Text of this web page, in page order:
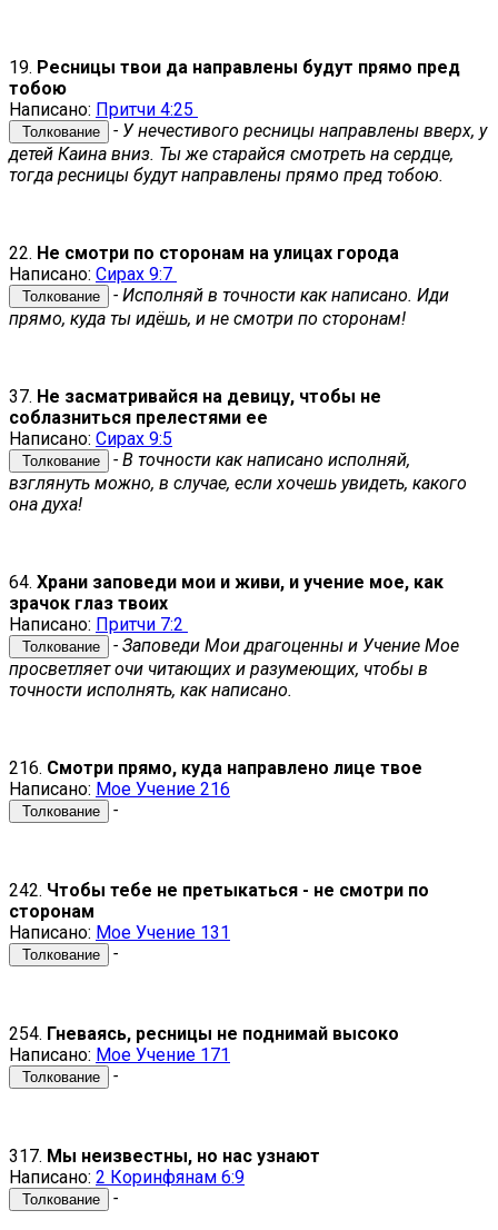
19. Ресницы твои да направлены будут прямо пред
тобою
Написано: Притчи 4:25
Толкование
- У нечестивого ресницы направлены вверх, у
детей Каина вниз. Ты же старайся смотреть на сердце,
тогда ресницы будут направлены прямо пред тобою.
22. Не смотри по сторонам на улицах города
Написано: Сирах 9:7
Толкование
- Исполняй в точности как написано. Иди
прямо, куда ты идёшь, и не смотри по сторонам!
37. Не засматривайся на девицу, чтобы не
соблазниться прелестями ее
Написано: Сирах 9:5
Толкование
- В точности как написано исполняй,
взглянуть можно, в случае, если хочешь увидеть, какого
она духа!
64. Храни заповеди мои и живи, и учение мое, как
зрачок глаз твоих
Написано: Притчи 7:2
Толкование
- Заповеди Мои драгоценны и Учение Мое
просветляет очи читающих и разумеющих, чтобы в
точности исполнять, как написано.
216. Смотри прямо, куда направлено лице твое
Написано: Мое Учение 216
Толкование -
242. Чтобы тебе не претыкаться - не смотри по
сторонам
Написано: Мое Учение 131
Толкование -
254. Гневаясь, ресницы не поднимай высоко
Написано: Мое Учение 171
Толкование -
317. Мы неизвестны, но нас узнают
Написано: 2 Коринфянам 6:9
Толкование -